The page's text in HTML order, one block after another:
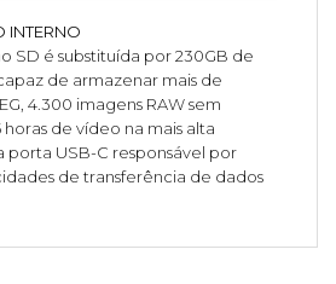
INTERNO
SD é substituída por 230GB de
de armazenar mais de
4.300 imagens RAW sem
horas de vídeo na mais alta
porta USB-C responsável por
de transferência de dados